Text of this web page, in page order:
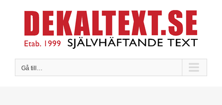
innehållet
Gå till…